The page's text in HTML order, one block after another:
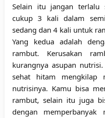
Selain itu jangan terlalu
cukup 3 kali dalam
sedang dan 4 kali untuk
Yang kedua adalah
rambut. Kerusakan
kurangnya asupan
sehat hitam mengkilap
nutrisinya. Kamu bisa
rambut, selain itu juga
dengan memperbanyak